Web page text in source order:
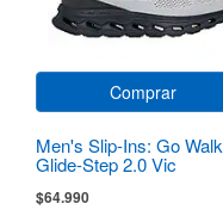
Comprar
Men's Slip-Ins: Go Walk
Glide-Step 2.0 Vic
$64.990